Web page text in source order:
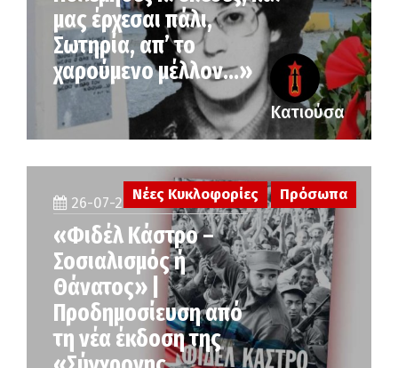
μας έρχεσαι πάλι,
Σωτηρία, απ’ το
χαρούμενο μέλλον…»
Κατιούσα
26-07-2026
«Φιδέλ Κάστρο –
Σοσιαλισμός ή
Θάνατος» |
Προδημοσίευση από
τη νέα έκδοση της
Νέες Κυκλοφορίες Πρόσωπα